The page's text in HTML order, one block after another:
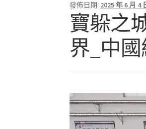
發佈日期: 2025 年 6 月 4
寶躲之
界_中國